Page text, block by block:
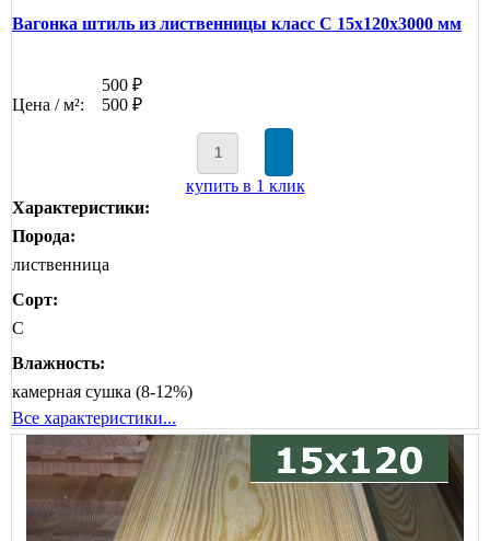
Вагонка штиль из лиственницы класс С 15x120x3000 мм
500 ₽
Цена / м²:
500 ₽
купить в 1 клик
Характеристики:
Порода:
лиственница
Сорт:
C
Влажность:
камерная сушка (8-12%)
Все характеристики...